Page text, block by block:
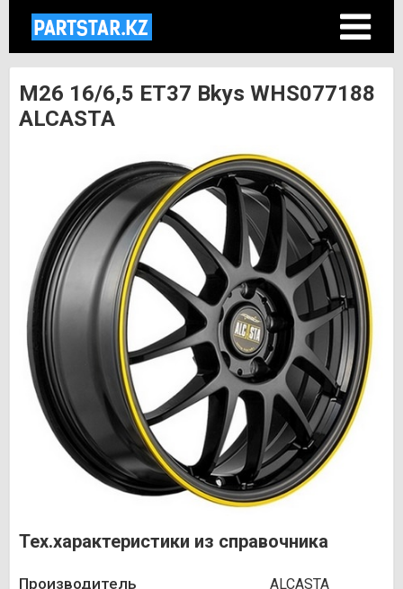
M26 16/6,5 ET37 Bkys WHS077188
ALCASTA
Тех.характеристики из справочника
Производитель ALCASTA